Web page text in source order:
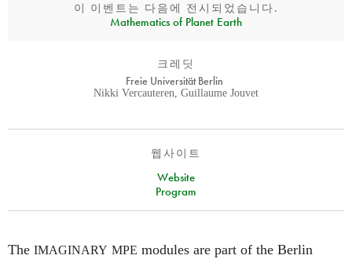
이 이벤트는 다음에 전시되었습니다.
Mathematics of Planet Earth
크레딧
Freie Universität Berlin
Nikki Vercauteren, Guillaume Jouvet
웹사이트
Website
Program
The IMAGINARY MPE modules are part of the Berlin